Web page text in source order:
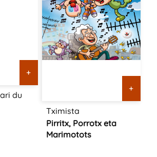
+
du
+
Tximista
Pirritx, Porrotx eta
Marimotots